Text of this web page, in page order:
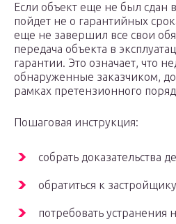
Если объект еще не был сдан
пойдет не о гарантийных
еще не завершил все свои
передача объекта в
гарантии. Это означает, что
обнаруженные заказчиком,
рамках претензионного
Пошаговая инструкция:
собрать доказательства
обратиться к
потребовать устранения